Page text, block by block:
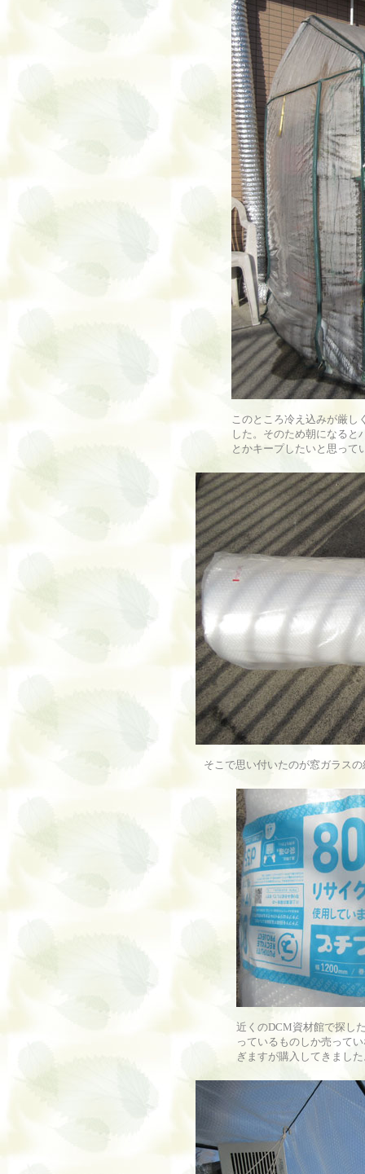
このところ冷え込みが厳し
した。そのため朝になると
とかキープしたいと思って
そこで思い付いたのが窓ガラス
近くのDCM資材館で探し
っているものしか売って
ぎますが購入してきまし